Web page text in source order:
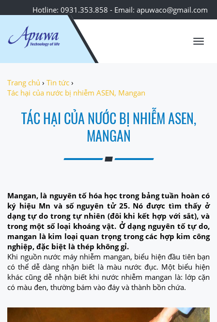
Hotline: 0931.353.858 - Email: apuwaco@gmail.com
Trang chủ › Tin tức ›
Tác hại của nước bị nhiễm ASEN, Mangan
TÁC HẠI CỦA NƯỚC BỊ NHIỄM ASEN,
MANGAN
Mangan, là nguyên tố hóa học trong bảng tuần hoàn có
ký hiệu Mn và số nguyên tử 25. Nó được tìm thấy ở
dạng tự do trong tự nhiên (đôi khi kết hợp với sắt), và
trong một số loại khoáng vật. Ở dạng nguyên tố tự do,
mangan là kim loại quan trọng trong các hợp kim công
nghiệp, đặc biệt là thép không gỉ.
Khi nguồn nước máy nhiễm mangan, biểu hiện đầu tiên bạn
có thể dễ dàng nhận biết là màu nước đục. Một biểu hiện
khác cũng dễ nhận biết khi nước nhiễm mangan là: lớp cặn
có màu đen, thường bám vào đáy và thành bồn chứa.